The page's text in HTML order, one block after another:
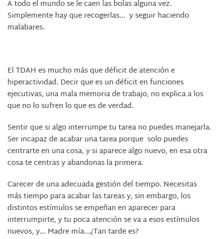
A todo el mundo se le caen las bolas alguna vez.
Simplemente hay que recogerlas... y seguir haciendo
malabares.
El TDAH es mucho más que déficit de atención e
hiperactividad. Decir que es un déficit en funciones
ejecutivas, una mala memoria de trabajo, no explica a los
que no lo sufren lo que es de verdad.
Sentir que si algo interrumpe tu tarea no puedes manejarla.
Ser incapaz de acabar una tarea porque solo puedes
centrarte en una cosa, y si aparece algo nuevo, en esa otra
cosa te centras y abandonas la primera.
Carecer de una adecuada gestión del tiempo. Necesitas
más tiempo para acabar las tareas y, sin embargo, los
distintos estímulos se empeñan en aparecer para
interrumpirte, y tu poca atención se va a esos estímulos
nuevos, y... Madre mía...¿Tan tarde es?